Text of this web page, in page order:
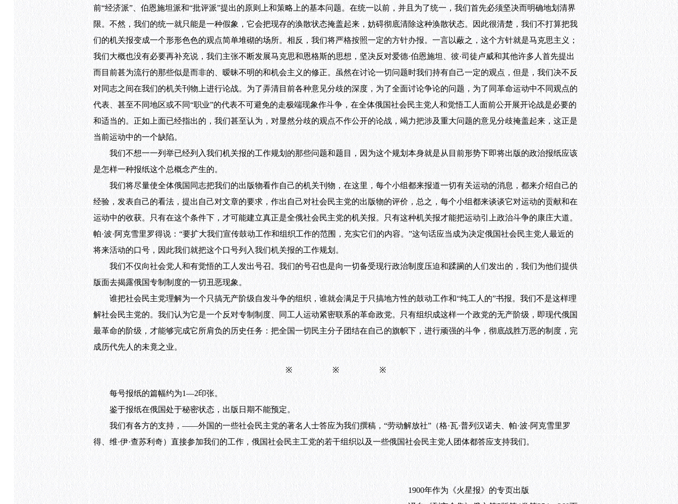
前“经济派”、伯恩施坦派和“批评派”提出的原则上和策略上的基本问题。在统一以前，并且为了统一，我们首先必须坚决而明确地划清界
限。不然，我们的统一就只能是一种假象，它会把现存的涣散状态掩盖起来，妨碍彻底清除这种涣散状态。因此很清楚，我们不打算把我
们的机关报变成一个形形色色的观点简单堆砌的场所。相反，我们将严格按照一定的方针办报。一言以蔽之，这个方针就是马克思主义；
我们大概也没有必要再补充说，我们主张不断发展马克思和恩格斯的思想，坚决反对爱德·伯恩施坦、彼·司徒卢威和其他许多人首先提出
而目前甚为流行的那些似是而非的、暧昧不明的和机会主义的修正。虽然在讨论一切问题时我们持有自己一定的观点，但是，我们决不反
对同志之间在我们的机关刊物上进行论战。为了弄清目前各种意见分歧的深度，为了全面讨论争论的问题，为了同革命运动中不同观点的
代表、甚至不同地区或不同“职业”的代表不可避免的走极端现象作斗争，在全体俄国社会民主党人和觉悟工人面前公开展开论战是必要的
和适当的。正如上面已经指出的，我们甚至认为，对显然分歧的观点不作公开的论战，竭力把涉及重大问题的意见分歧掩盖起来，这正是
当前运动中的一个缺陷。
我们不想一一列举已经列入我们机关报的工作规划的那些问题和题目，因为这个规划本身就是从目前形势下即将出版的政治报纸应该
是怎样一种报纸这个总概念产生的。
我们将尽量使全体俄国同志把我们的出版物看作自己的机关刊物，在这里，每个小组都来报道一切有关运动的消息，都来介绍自己的
经验，发表自己的看法，提出自己对文章的要求，作出自己对社会民主党的出版物的评价，总之，每个小组都来谈谈它对运动的贡献和在
运动中的收获。只有在这个条件下，才可能建立真正是全俄社会民主党的机关报。只有这种机关报才能把运动引上政治斗争的康庄大道。
帕·波·阿克雪里罗得说：“要扩大我们宣传鼓动工作和组织工作的范围，充实它们的内容。”这句话应当成为决定俄国社会民主党人最近的
将来活动的口号，因此我们就把这个口号列入我们机关报的工作规划。
我们不仅向社会党人和有觉悟的工人发出号召。我们的号召也是向一切备受现行政治制度压迫和蹂躏的人们发出的，我们为他们提供
版面去揭露俄国专制制度的一切丑恶现象。
谁把社会民主党理解为一个只搞无产阶级自发斗争的组织，谁就会满足于只搞地方性的鼓动工作和“纯工人的”书报。我们不是这样理
解社会民主党的。我们认为它是一个反对专制制度、同工人运动紧密联系的革命政党。只有组织成这样一个政党的无产阶级，即现代俄国
最革命的阶级，才能够完成它所肩负的历史任务：把全国一切民主分子团结在自己的旗帜下，进行顽强的斗争，彻底战胜万恶的制度，完
成历代先人的未竟之业。
※ ※ ※
每号报纸的篇幅约为1—2印张。
鉴于报纸在俄国处于秘密状态，出版日期不能预定。
我们有各方的支持，——外国的一些社会民主党的著名人士答应为我们撰稿，“劳动解放社”（格·瓦·普列汉诺夫、帕·波·阿克雪里罗
得、维·伊·查苏利奇）直接参加我们的工作，俄国社会民主工党的若干组织以及一些俄国社会民主党人团体都答应支持我们。
1900年作为《火星报》的专页出版